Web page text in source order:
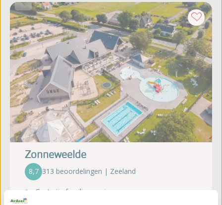
Zonneweelde
8,7 313 beoordelingen | Zeeland
Gastvrije familiecamping